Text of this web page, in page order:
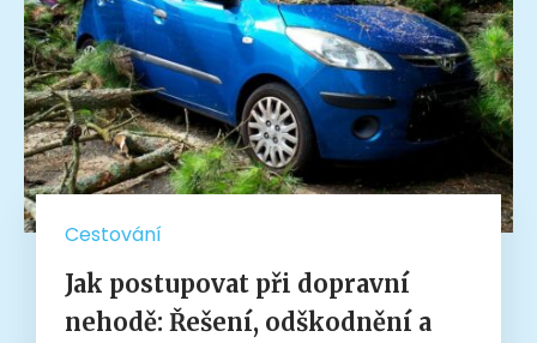
Cestování
Jak postupovat při dopravní
nehodě: Řešení, odškodnění a